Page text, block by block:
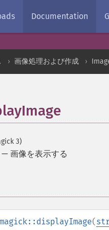
Documentation
画像処理および作成
3)
— 画像を表示する
(